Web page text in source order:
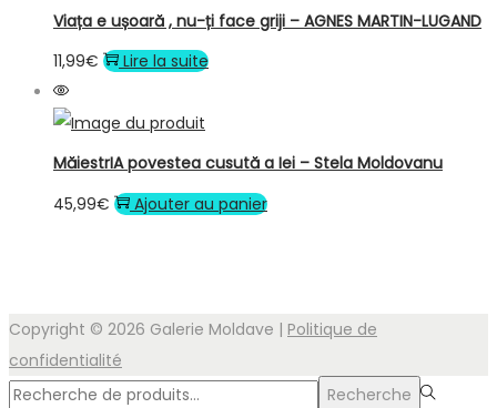
Viața e ușoară , nu-ți face griji – AGNES MARTIN-LUGAND
11,99€ Lire la suite
MăiestrIA povestea cusută a Iei – Stela Moldovanu
45,99€ Ajouter au panier
Copyright © 2026 Galerie Moldave | Politique de
confidentialité
Rechercher
Recherche